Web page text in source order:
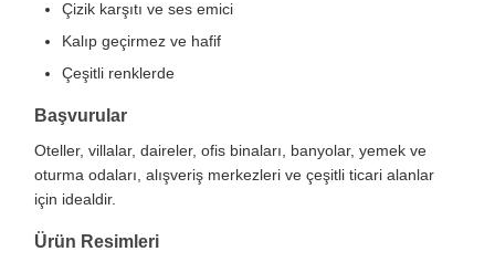
Çizik karşıtı ve ses emici
Kalıp geçirmez ve hafif
Çeşitli renklerde
Başvurular
Oteller, villalar, daireler, ofis binaları, banyolar, yemek ve
oturma odaları, alışveriş merkezleri ve çeşitli ticari alanlar
için idealdir.
Ürün Resimleri